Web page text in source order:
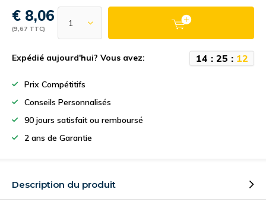
€ 8,06
(9,67 TTC)
Expédié aujourd'hui? Vous avez: 14 : 25 : 12
Prix Compétitifs
Conseils Personnalisés
90 jours satisfait ou remboursé
2 ans de Garantie
Description du produit